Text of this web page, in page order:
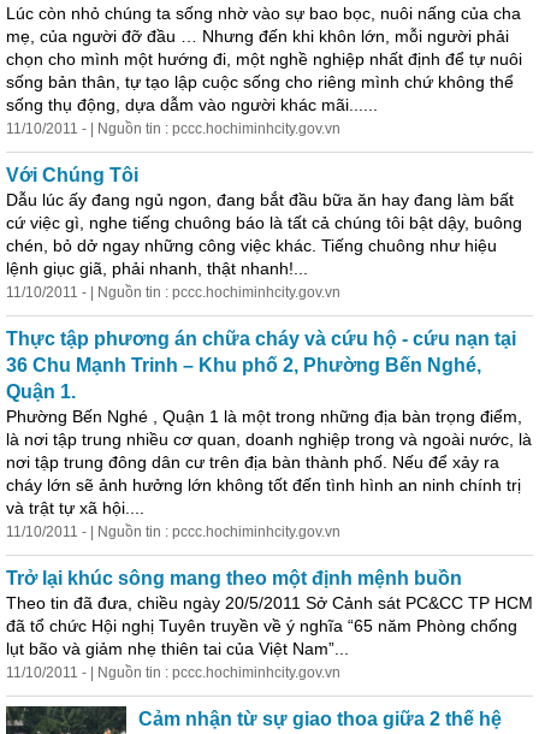
Lúc còn nhỏ chúng ta sống nhờ vào sự bao bọc, nuôi nấng của cha
mẹ, của người đỡ đầu … Nhưng đến khi khôn lớn, mỗi người phải
chọn cho mình một hướng đi, một nghề nghiệp nhất định để tự nuôi
sống bản thân, tự tạo lập cuộc sống cho riêng mình chứ không thể
sống thụ động, dựa dẫm vào người khác mãi......
11/10/2011 - | Nguồn tin : pccc.hochiminhcity.gov.vn
Với Chúng Tôi
Dẫu lúc ấy đang ngủ ngon, đang bắt đầu bữa ăn hay đang làm bất
cứ việc gì, nghe tiếng chuông báo là tất cả chúng tôi bật dậy, buông
chén, bỏ dở ngay những công việc khác. Tiếng chuông như hiệu
lệnh giục giã, phải nhanh, thật nhanh!...
11/10/2011 - | Nguồn tin : pccc.hochiminhcity.gov.vn
Thực tập phương án chữa cháy và cứu hộ - cứu nạn tại
36 Chu Mạnh Trinh – Khu phố 2, Phường Bến Nghé,
Quận 1.
Phường Bến Nghé , Quận 1 là một trong những địa bàn trọng điểm,
là nơi tập trung nhiều cơ quan, doanh nghiệp trong và ngoài nước, là
nơi tập trung đông dân cư trên địa bàn thành phố. Nếu để xảy ra
cháy lớn sẽ ảnh hưởng lớn không tốt đến tình hình an ninh chính trị
và trật tự xã hội....
11/10/2011 - | Nguồn tin : pccc.hochiminhcity.gov.vn
Trở lại khúc sông mang theo một định mệnh buồn
Theo tin đã đưa, chiều ngày 20/5/2011 Sở Cảnh sát PC&CC TP HCM
đã tổ chức Hội nghị Tuyên truyền về ý nghĩa “65 năm Phòng chống
lụt bão và giảm nhẹ thiên tai của Việt Nam”...
11/10/2011 - | Nguồn tin : pccc.hochiminhcity.gov.vn
Cảm nhận từ sự giao thoa giữa 2 thế hệ